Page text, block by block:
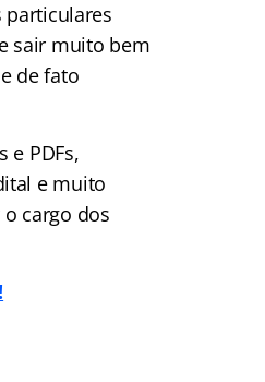
particulares
sair muito bem
de fato
e PDFs,
e muito
cargo dos